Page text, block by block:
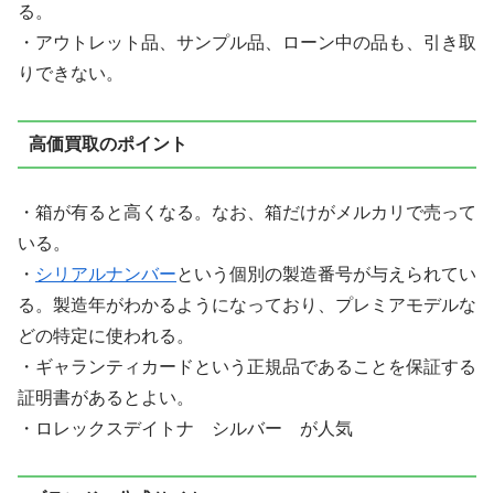
る。
・アウトレット品、サンプル品、ローン中の品も、引き取
りできない。
高価買取のポイント
・箱が有ると高くなる。なお、箱だけがメルカリで売って
いる。
・ シリアルナンバーという個別の製造番号が与えられてい
る。製造年がわかるようになっており、プレミアモデルな
どの特定に使われる。
・ギャランティカードという正規品であることを保証する
証明書があるとよい。
・ロレックスデイトナ シルバー が人気